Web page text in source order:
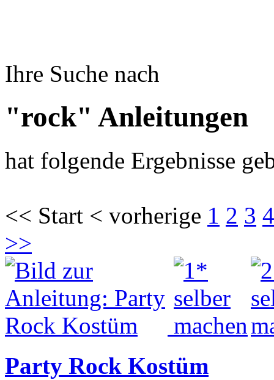
Ihre Suche nach
"rock" Anleitungen
hat folgende Ergebnisse
<< Start < vorherige 1 2 3 4
>>
Party Rock Kostüm